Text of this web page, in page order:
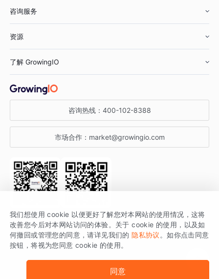
鞋服行业
汽车行业
金融行业
智能运营
获客分析
咨询服务
资源
增长公开课
增长博客
开发者文档
SDK 文档
场景指南
了解 GrowingIO
关于 GrowingIO
增长大会
行业活动
咨询热线： 400-102-8388
市场合作： market@growingio.com
关注公众号 获取更多干货
GrowingIO 是专注于数据智能分析与增长的品牌，核心平台为 GrowingIO
分析云。
版权所有 © 北京易数科技有限公司
我们想使用 cookie 以便更好了解您对本网站的使用情况，这将
改善您今后对本网站访问的体验。关于 cookie 的使用，以及如
何撤回或管理您的同意，请详见我们的 隐私协议 。如你点击同意
按钮，将视为您同意 cookie 的使用。
同意